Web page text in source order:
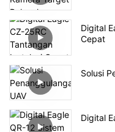
Digital
Cepat
Solusi
Digital